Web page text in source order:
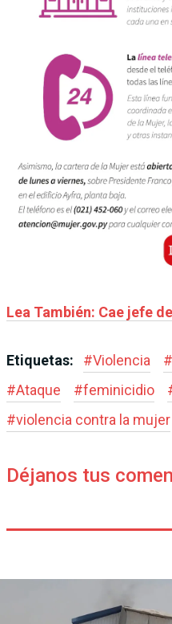
Lea También: Cae jefe
Etiquetas: #Violencia #
#Ataque #feminicidio
#violencia contra la mujer
Déjanos tus